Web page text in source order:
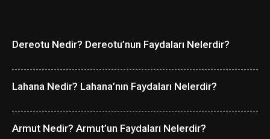
Dereotu Nedir? Dereotu’nun Faydaları Nelerdir?
Lahana Nedir? Lahana’nın Faydaları Nelerdir?
Armut Nedir? Armut’un Faydaları Nelerdir?